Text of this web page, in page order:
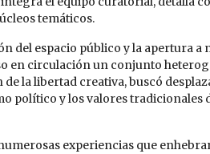
temáticos.
del espacio público y la apertura a
en circulación un conjunto
la libertad creativa, buscó
político y los valores tradicionales
experiencias que